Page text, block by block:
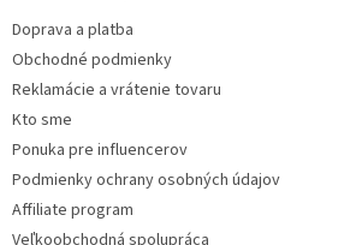
Doprava a platba
Obchodné podmienky
Reklamácie a vrátenie tovaru
Kto sme
Ponuka pre influencerov
Podmienky ochrany osobných údajov
Affiliate program
Veľkoobchodná spolupráca